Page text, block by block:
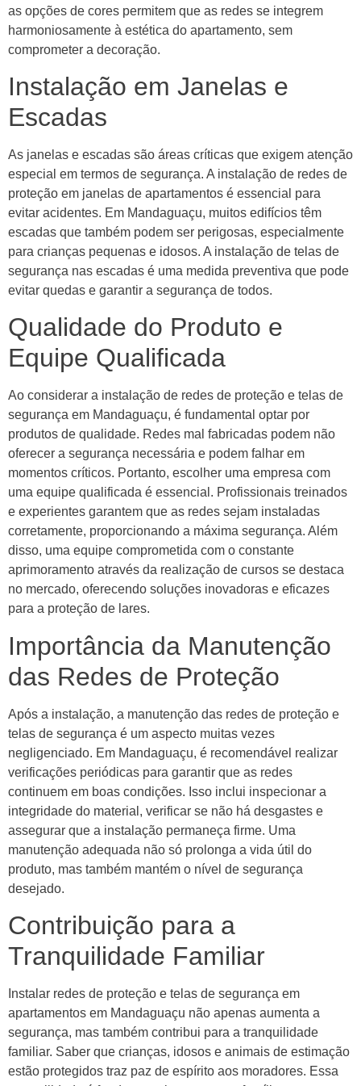
as opções de cores permitem que as redes se integrem
harmoniosamente à estética do apartamento, sem
comprometer a decoração.
Instalação em Janelas e
Escadas
As janelas e escadas são áreas críticas que exigem atenção
especial em termos de segurança. A instalação de redes de
proteção em janelas de apartamentos é essencial para
evitar acidentes. Em Mandaguaçu, muitos edifícios têm
escadas que também podem ser perigosas, especialmente
para crianças pequenas e idosos. A instalação de telas de
segurança nas escadas é uma medida preventiva que pode
evitar quedas e garantir a segurança de todos.
Qualidade do Produto e
Equipe Qualificada
Ao considerar a instalação de redes de proteção e telas de
segurança em Mandaguaçu, é fundamental optar por
produtos de qualidade. Redes mal fabricadas podem não
oferecer a segurança necessária e podem falhar em
momentos críticos. Portanto, escolher uma empresa com
uma equipe qualificada é essencial. Profissionais treinados
e experientes garantem que as redes sejam instaladas
corretamente, proporcionando a máxima segurança. Além
disso, uma equipe comprometida com o constante
aprimoramento através da realização de cursos se destaca
no mercado, oferecendo soluções inovadoras e eficazes
para a proteção de lares.
Importância da Manutenção
das Redes de Proteção
Após a instalação, a manutenção das redes de proteção e
telas de segurança é um aspecto muitas vezes
negligenciado. Em Mandaguaçu, é recomendável realizar
verificações periódicas para garantir que as redes
continuem em boas condições. Isso inclui inspecionar a
integridade do material, verificar se não há desgastes e
assegurar que a instalação permaneça firme. Uma
manutenção adequada não só prolonga a vida útil do
produto, mas também mantém o nível de segurança
desejado.
Contribuição para a
Tranquilidade Familiar
Instalar redes de proteção e telas de segurança em
apartamentos em Mandaguaçu não apenas aumenta a
segurança, mas também contribui para a tranquilidade
familiar. Saber que crianças, idosos e animais de estimação
estão protegidos traz paz de espírito aos moradores. Essa